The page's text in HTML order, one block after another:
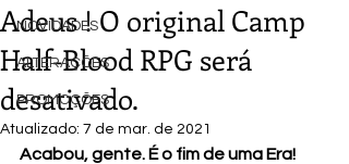
NOVIDADES
ALTERAÇÕES
PROMOÇÕES
Adeus ! O original Camp
Half-Blood RPG será
desativado.
Atualizado: 7 de mar. de 2021
Acabou, gente. É o fim de uma Era!